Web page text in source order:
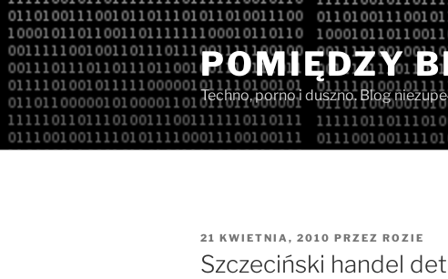
Przejdź
do
treści
POMIĘDZY
Techno, porno i duszno. Blog
OPUBLIKOWANE
W
21 KWIETNIA, 2010 PRZEZ ROZIE
Szczeciński handel